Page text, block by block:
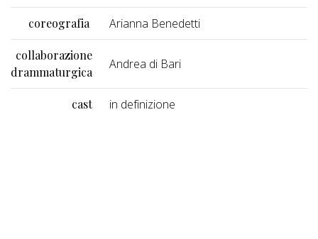
coreografia Arianna Benedetti
collaborazione
drammaturgica
Andrea di Bari
cast in definizione